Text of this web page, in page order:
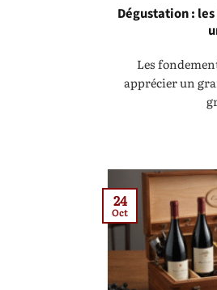
Dégustation :
Les
apprécier un
24
Oct